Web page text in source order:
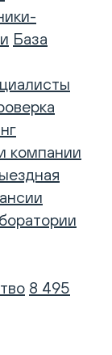
База
компании
8 495